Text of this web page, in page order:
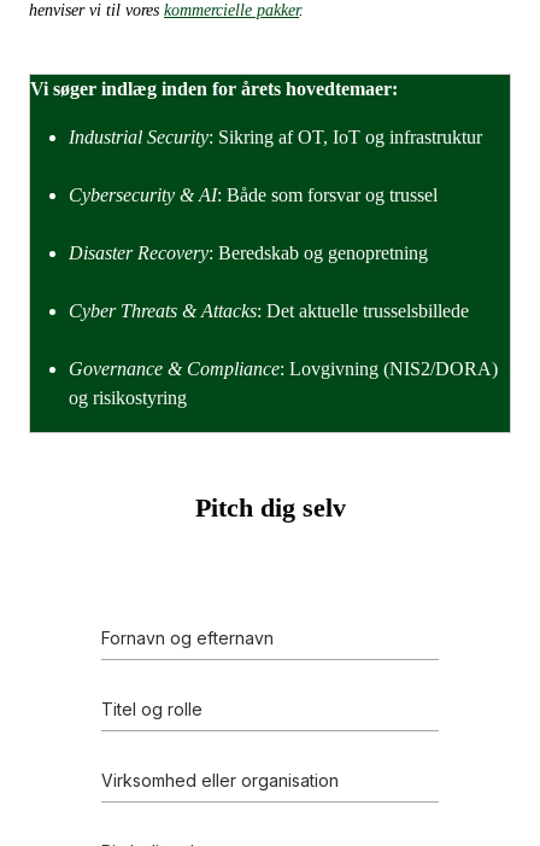
henviser vi til vores kommercielle pakker.
Vi søger indlæg inden for årets hovedtemaer:
Industrial Security: Sikring af OT, IoT og infrastruktur
Cybersecurity & AI: Både som forsvar og trussel
Disaster Recovery: Beredskab og genopretning
Cyber Threats & Attacks: Det aktuelle trusselsbillede
Governance & Compliance: Lovgivning (NIS2/DORA)
og risikostyring
Pitch dig selv